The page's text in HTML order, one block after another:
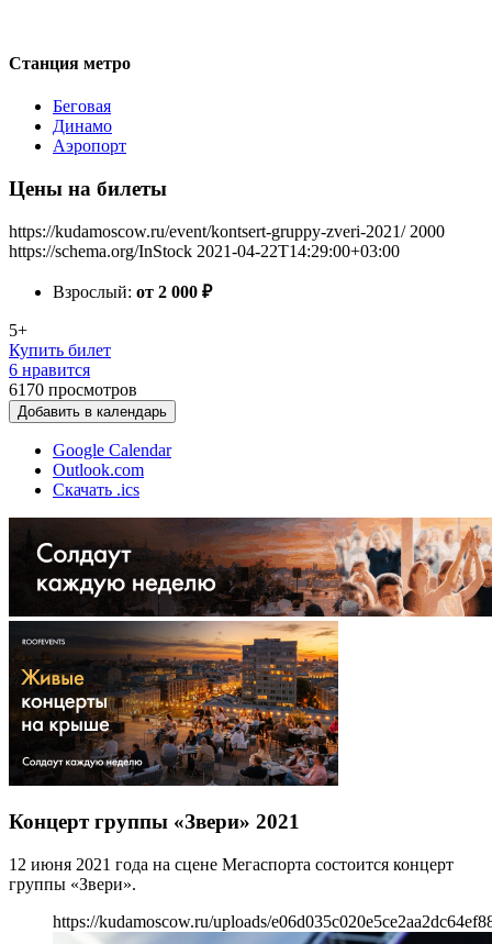
Станция метро
Беговая
Динамо
Аэропорт
Цены на билеты
https://kudamoscow.ru/event/kontsert-gruppy-zveri-2021/ 2000
https://schema.org/InStock 2021-04-22T14:29:00+03:00
Взрослый: от 2 000 ₽
5+
Купить билет
6 нравится
6170 просмотров
Добавить в календарь
Google Calendar
Outlook.com
Скачать .ics
Концерт группы «Звери» 2021
12 июня 2021 года на сцене Мегаспорта состоится концерт
группы «Звери».
https://kudamoscow.ru/uploads/